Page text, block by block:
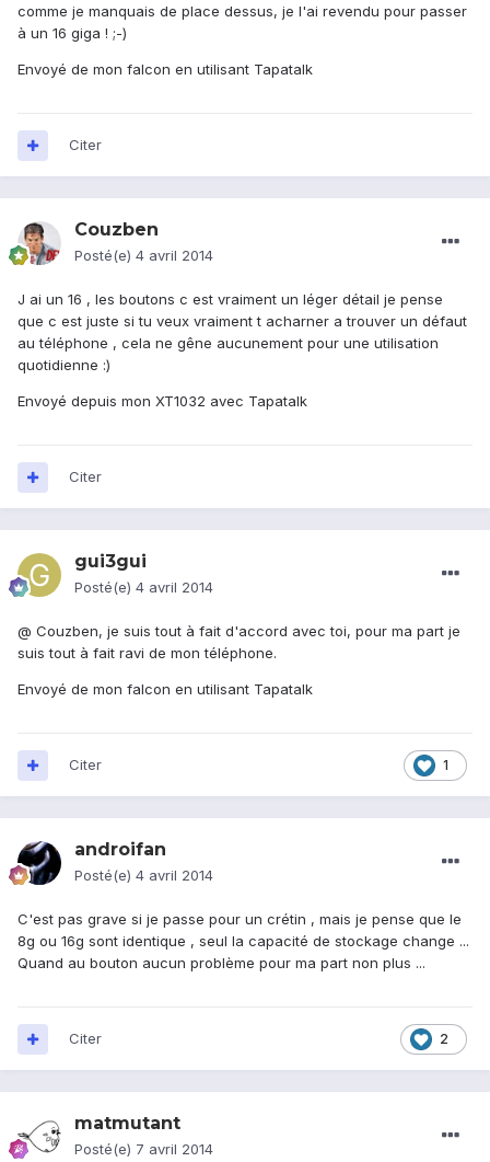
comme je manquais de place dessus, je l'ai revendu pour passer
à un 16 giga ! ;-)
Envoyé de mon falcon en utilisant Tapatalk
Citer
Couzben
Posté(e) 4 avril 2014
J ai un 16 , les boutons c est vraiment un léger détail je pense
que c est juste si tu veux vraiment t acharner a trouver un défaut
au téléphone , cela ne gêne aucunement pour une utilisation
quotidienne :)
Envoyé depuis mon XT1032 avec Tapatalk
Citer
gui3gui
Posté(e) 4 avril 2014
@ Couzben, je suis tout à fait d'accord avec toi, pour ma part je
suis tout à fait ravi de mon téléphone.
Envoyé de mon falcon en utilisant Tapatalk
1
Citer
androifan
Posté(e) 4 avril 2014
C'est pas grave si je passe pour un crétin , mais je pense que le
8g ou 16g sont identique , seul la capacité de stockage change ...
Quand au bouton aucun problème pour ma part non plus ...
2
Citer
matmutant
Posté(e) 7 avril 2014